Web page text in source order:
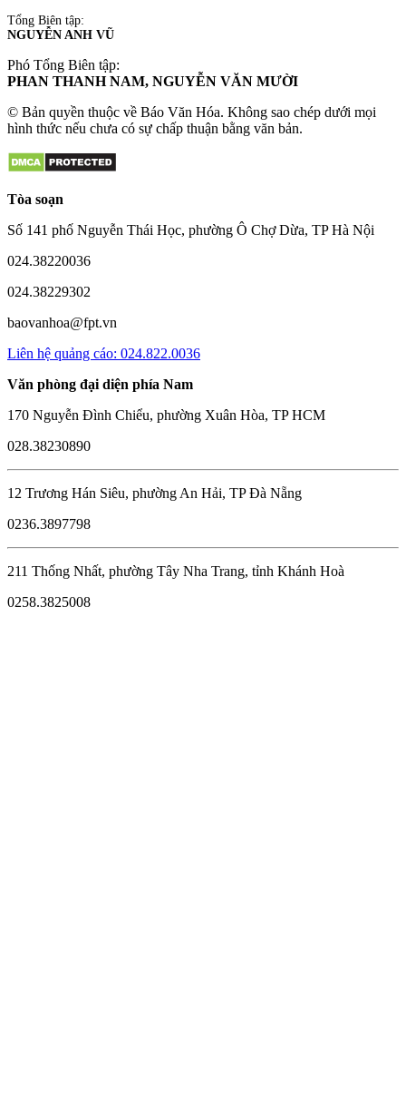
Tổng Biên tập:
NGUYỄN ANH VŨ
Phó Tổng Biên tập:
PHAN THANH NAM, NGUYỄN VĂN MƯỜI
© Bản quyền thuộc về Báo Văn Hóa. Không sao chép dưới mọi
hình thức nếu chưa có sự chấp thuận bằng văn bản.
Tòa soạn
Số 141 phố Nguyễn Thái Học, phường Ô Chợ Dừa, TP Hà Nội
024.38220036
024.38229302
baovanhoa@fpt.vn
Liên hệ quảng cáo: 024.822.0036
Văn phòng đại diện phía Nam
170 Nguyễn Đình Chiểu, phường Xuân Hòa, TP HCM
028.38230890
12 Trương Hán Siêu, phường An Hải, TP Đà Nẵng
0236.3897798
211 Thống Nhất, phường Tây Nha Trang, tỉnh Khánh Hoà
0258.3825008